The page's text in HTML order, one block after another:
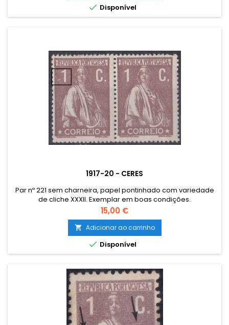
 Disponível
1917-20 - CERES
Par nº 221 sem charneira, papel pontinhado com variedade
de cliche XXXII. Exemplar em boas condições.
Preço
15,00 €
 Adicionar ao carrinho
 Disponível